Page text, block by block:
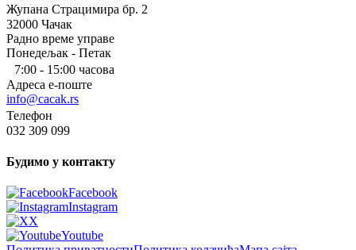
Жупана Страцимира бр. 2
32000 Чачак
Радно време управе
Понедељак - Петак
7:00 - 15:00 часова
Адреса е-поште
info@cacak.rs
Телефон
032 309 099
Будимо у контакту
Facebook
Instagram
X
Youtube